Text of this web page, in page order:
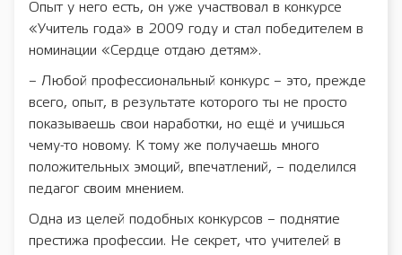
Опыт у него есть, он уже участвовал в конкурсе
«Учитель года» в 2009 году и стал победителем в
номинации «Сердце отдаю детям».
– Любой профессиональный конкурс – это, прежде
всего, опыт, в результате которого ты не просто
показываешь свои наработки, но ещё и учишься
чему-то новому. К тому же получаешь много
положительных эмоций, впечатлений, – поделился
педагог своим мнением.
Одна из целей подобных конкурсов – поднятие
престижа профессии. Не секрет, что учителей в